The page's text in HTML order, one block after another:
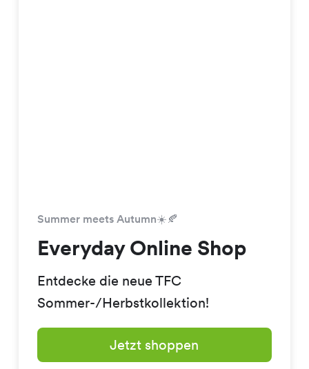
Summer meets Autumn☀️🍂
Everyday Online Shop
Entdecke die neue TFC
Sommer-/Herbstkollektion!
Jetzt shoppen